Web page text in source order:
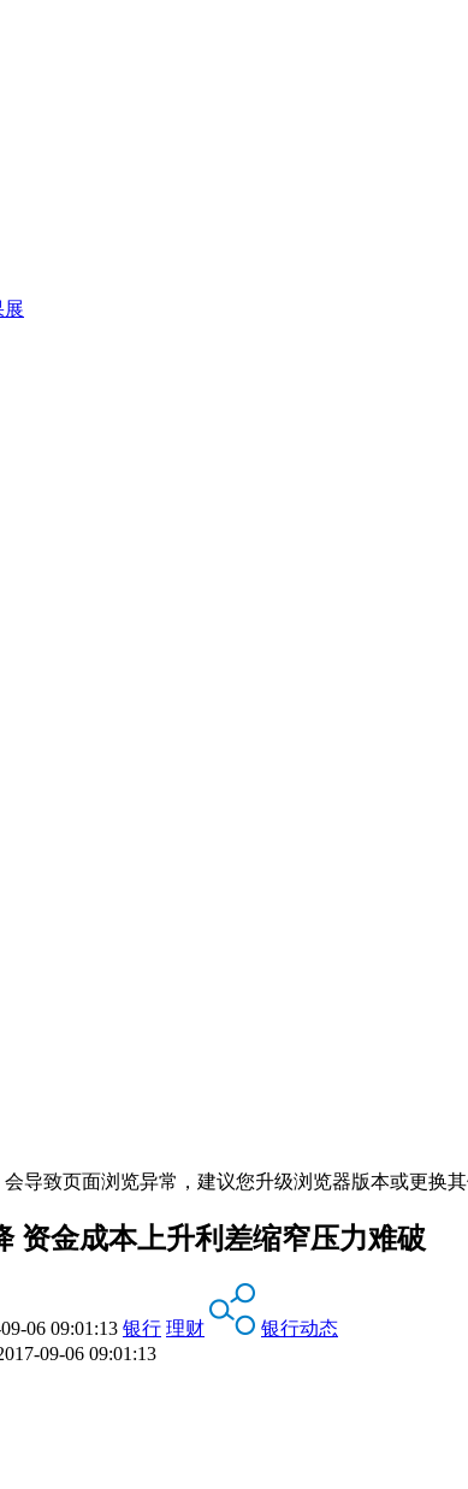
展
导致页面浏览异常，建议您升级浏览器版本或更换其
资金成本上升利差缩窄压力难破
06 09:01:13 银行 理财
银行动态
09-06 09:01:13